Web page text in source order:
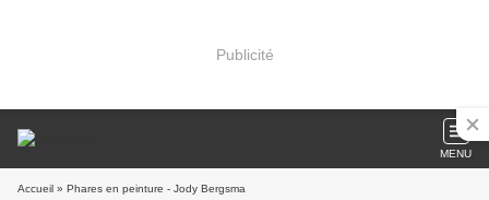
Publicité
MENU
Accueil » Phares en peinture - Jody Bergsma